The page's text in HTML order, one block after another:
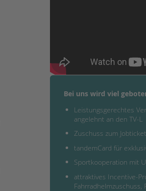
Bei uns wird viel
Leistungsgerechtes
angelehnt an den TV-L
Zuschuss zum Jobticket
tandemCard für
Sportkooperation mit
attraktives Incentive-
Fahrradhelmzuschuss,